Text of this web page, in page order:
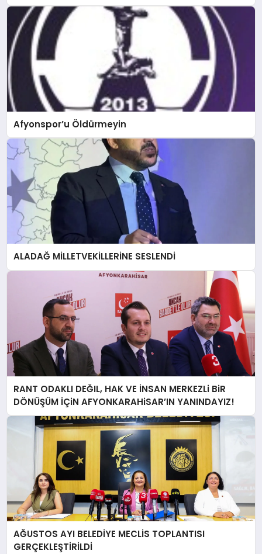
Afyonspor’u Öldürmeyin
ALADAĞ MİLLETVEKİLLERİNE SESLENDİ
RANT ODAKLI DEĞIL, HAK VE İNSAN MERKEZLi BiR
DÖNÜŞÜM İÇiN AFYONKARAHiSAR’IN YANINDAYIZ!
AĞUSTOS AYI BELEDİYE MECLİS TOPLANTISI
GERÇEKLEŞTİRİLDİ